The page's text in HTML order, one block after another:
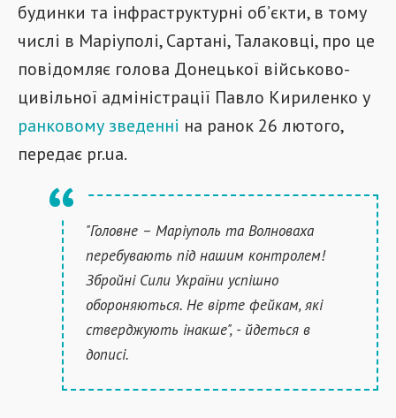
будинки та інфраструктурні об’єкти, в тому
числі в Маріуполі, Сартані, Талаковці, про це
повідомляє голова Донецької військово-
цивільної адміністрації Павло Кириленко у
ранковому зведенні на ранок 26 лютого,
передає pr.ua.
"Головне – Маріуполь та Волноваха
перебувають під нашим контролем!
Збройні Сили України успішно
обороняються. Не вірте фейкам, які
стверджують інакше", - йдеться в
дописі.